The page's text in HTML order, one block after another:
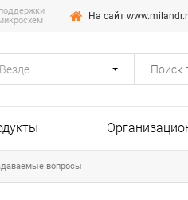
На сайт
Везде
вопросы